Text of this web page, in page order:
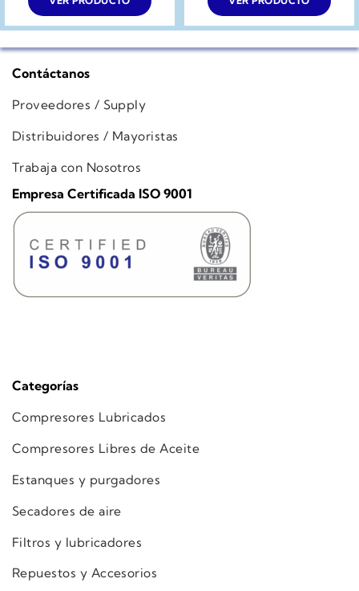
Categorías
Compresores Lubricados
Compresores Libres de Aceite
Estanques y purgadores
Secadores de aire
Filtros y lubricadores
Repuestos y Accesorios
Contáctanos
Proveedores / Supply
Distribuidores / Mayoristas
Trabaja con Nosotros
Empresa Certificada ISO 9001